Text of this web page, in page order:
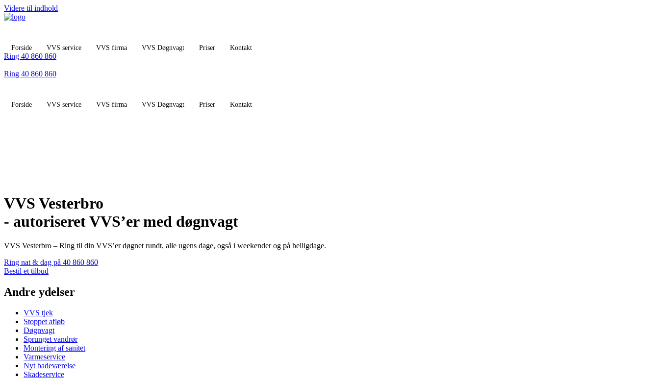
Videre til indhold
Forside VVS service VVS firma VVS Døgnvagt Priser Kontakt
Ring 40 860 860
Ring 40 860 860
Forside VVS service VVS firma VVS Døgnvagt Priser Kontakt
VVS Vesterbro
- autoriseret VVS’er med døgnvagt
VVS Vesterbro – Ring til din VVS’er døgnet rundt, alle ugens dage, også i weekender og på helligdage.
Ring nat & dag på 40 860 860
Bestil et tilbud
Andre ydelser
VVS tjek
Stoppet afløb
Døgnvagt
Sprunget vandrør
Montering af sanitet
Varmeservice
Nyt badeværelse
Skadeservice